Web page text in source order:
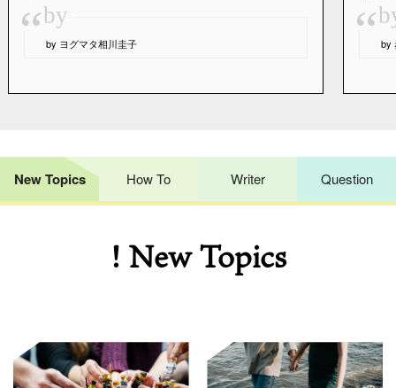
“by
by ヨグマタ相川圭子 “ by
New Topics How To Writer Question
! New Topics